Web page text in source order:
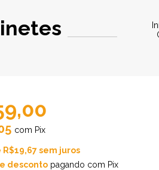
com Pix
R$19,67sem juros
descontopagando com Pix